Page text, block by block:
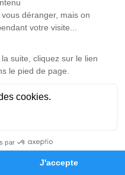
Hommages
hommage est
Je rends hommage
Saint Pierre de